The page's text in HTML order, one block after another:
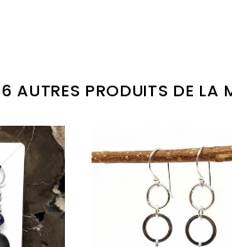
AUTRES PRODUITS DE LA